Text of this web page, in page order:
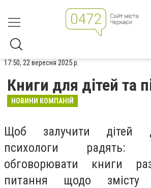
17:50, 22 вересня 2025 р.
Книги для дітей та
НОВИНИ КОМПАНІЙ
Щоб залучити дітей
психологи
обговорювати книги
питання щодо змісту